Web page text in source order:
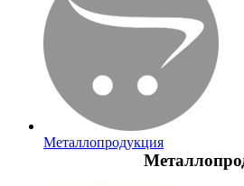
Металлопродукция